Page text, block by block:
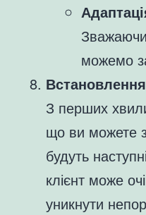
можемо
З перших
що ви можете
будуть
клієнт може
уникнути